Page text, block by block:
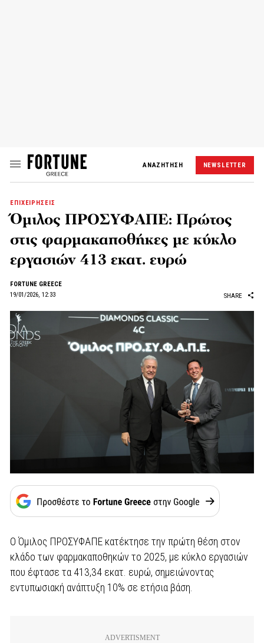
ΑΝΑΖΗΤΗΣΗ NEWSLETTER
ΕΠΙΧΕΙΡΗΣΕΙΣ
Όμιλος ΠΡΟΣΥΦΑΠΕ: Πρώτος
στις φαρμακαποθήκες με κύκλο
εργασιών 413 εκατ. ευρώ
FORTUNE GREECE
19/01/2026, 12:33
SHARE
Ο Όμιλος ΠΡΟΣΥΦΑΠΕ κατέκτησε την πρώτη θέση στον
κλάδο των φαρμακαποθηκών το 2025, με κύκλο εργασιών
που έφτασε τα 413,34 εκατ. ευρώ, σημειώνοντας
εντυπωσιακή ανάπτυξη 10% σε ετήσια βάση.